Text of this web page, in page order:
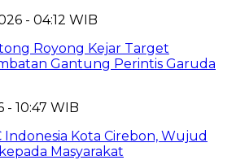
- 04:12 WIB
Royong Kejar Target
Gantung Perintis Garuda
10:47 WIB
Kota Cirebon, Wujud
Masyarakat